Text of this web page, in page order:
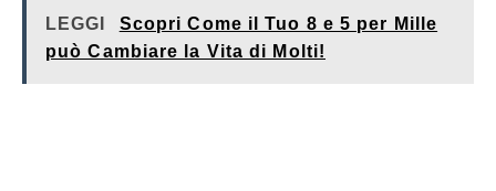
LEGGI
Scopri Come il Tuo 8 e 5 per Mille
può Cambiare la Vita di Molti!